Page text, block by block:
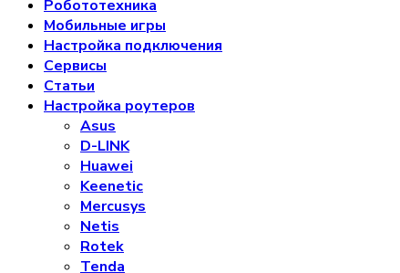
Робототехника
Мобильные игры
Настройка подключения
Сервисы
Статьи
Настройка роутеров
Asus
D-LINK
Huawei
Keenetic
Mercusys
Netis
Rotek
Tenda